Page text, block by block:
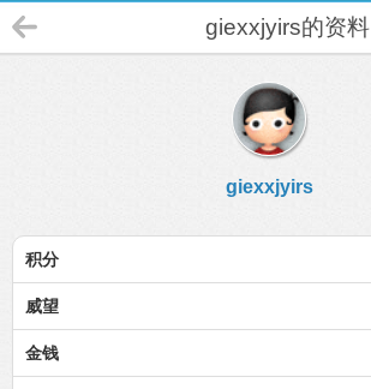
giexxjyirs的资料
giexxjyirs
积分
威望
金钱